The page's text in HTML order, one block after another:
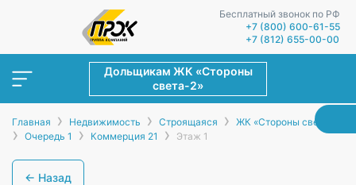
Бесплатный звонок по РФ
+7 (800) 600-61-55
+7 (812) 655-00-00
Дольщикам ЖК «Стороны
света-2»
Главная › Недвижимость › Строящаяся › ЖК «Стороны света-2»
› Очередь 1 › Коммерция 21 › Этаж 1
← Назад